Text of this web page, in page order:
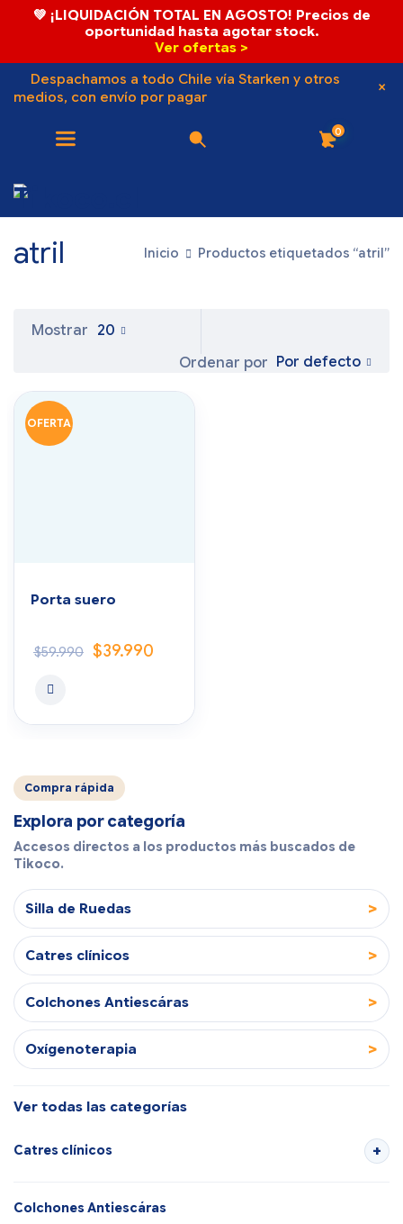
💚 ¡LIQUIDACIÓN TOTAL EN AGOSTO! Precios de
oportunidad hasta agotar stock.
Ver ofertas >
Despachamos a todo Chile vía Starken y otros
medios, con envío por pagar
0
Inicio Productos etiquetados “atril”
atril
Compra rápida
Explora por categoría
Accesos directos a los productos más buscados de
Tikoco.
Silla de Ruedas >
Catres clínicos >
Colchones Antiescáras >
Oxígenoterapia >
Ver todas las categorías
Catres clínicos
Colchones Antiescáras
Ordenar por Por defecto
Mostrar 20
OFERTA
Porta suero
$59.990 $39.990